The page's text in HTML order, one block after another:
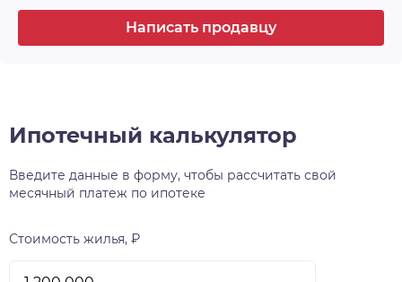
Онлайн показ Да
Ключ в Агентстве Да
Электричество Да
Написать продавцу
Ипотечный калькулятор
Введите данные в форму, чтобы рассчитать свой
месячный платеж по ипотеке
Стоимость жилья, ₽